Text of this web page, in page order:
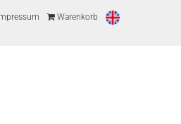
Warenkorb